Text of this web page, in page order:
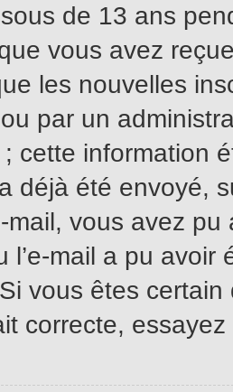
de 13 ans
vous avez
les nouvelles
par un
cette information
déjà été envoyé,
mail, vous avez
l’e-mail a pu
vous êtes
correcte,